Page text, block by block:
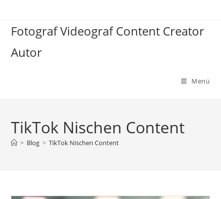
springen
Fotograf Videograf Content Creator
Autor
Menü
TikTok Nischen Content
> Blog > TikTok Nischen Content